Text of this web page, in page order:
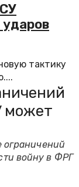
тактику
может
ограничений
войну в ФРГ